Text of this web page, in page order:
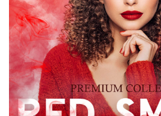
Please select
Free Red Smoke Overlay #21
Small 800*533px